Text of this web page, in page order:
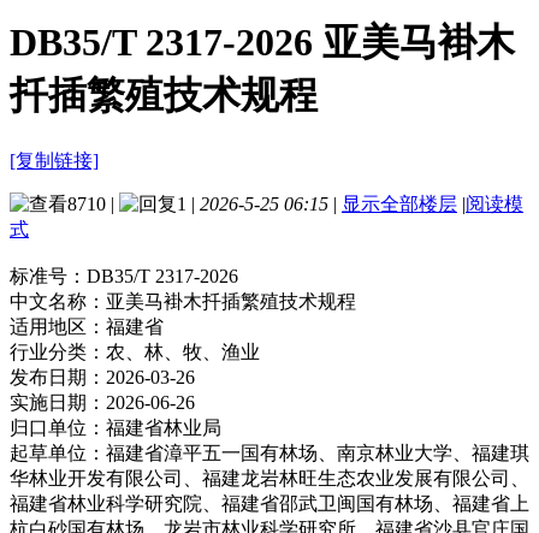
DB35/T 2317-2026 亚美马褂木
扦插繁殖技术规程
[复制链接]
8710 | 1 | 2026-5-25 06:15 | 显示全部楼层 |阅读模
式
标准号： DB35/T 2317-2026
中文名称： 亚美马褂木扦插繁殖技术规程
适用地区： 福建省
行业分类： 农、林、牧、渔业
发布日期： 2026-03-26
实施日期： 2026-06-26
归口单位： 福建省林业局
起草单位： 福建省漳平五一国有林场、南京林业大学、福建琪
华林业开发有限公司、福建龙岩林旺生态农业发展有限公司、
福建省林业科学研究院、福建省邵武卫闽国有林场、福建省上
杭白砂国有林场、龙岩市林业科学研究所、福建省沙县官庄国